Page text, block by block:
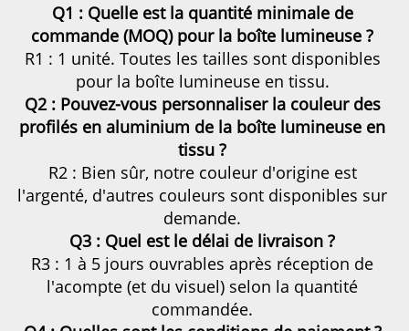
Q1 : Quelle est la quantité minimale de
commande (MOQ) pour la boîte lumineuse ?
R1 : 1 unité. Toutes les tailles sont disponibles
pour la boîte lumineuse en tissu.
Q2 : Pouvez-vous personnaliser la couleur des
profilés en aluminium de la boîte lumineuse en
tissu ?
R2 : Bien sûr, notre couleur d'origine est
l'argenté, d'autres couleurs sont disponibles sur
demande.
Q3 : Quel est le délai de livraison ?
R3 : 1 à 5 jours ouvrables après réception de
l'acompte (et du visuel) selon la quantité
commandée.